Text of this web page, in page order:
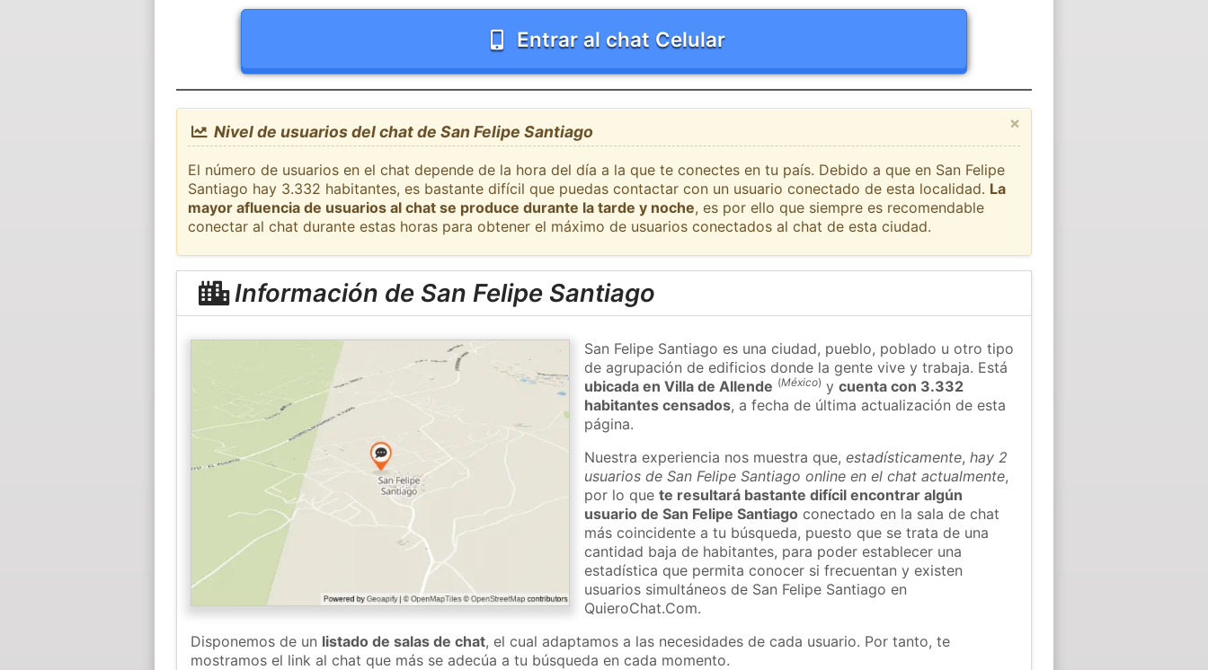
Entrar al chat Celular
×
Nivel de usuarios del chat de San Felipe Santiago
El número de usuarios en el chat depende de la hora del día a la que te conectes en tu país. Debido a que en San Felipe
Santiago hay 3.332 habitantes, es bastante difícil que puedas contactar con un usuario conectado de esta localidad. La
mayor afluencia de usuarios al chat se produce durante la tarde y noche, es por ello que siempre es recomendable
conectar al chat durante estas horas para obtener el máximo de usuarios conectados al chat de esta ciudad.
Información de San Felipe Santiago
San Felipe Santiago es una ciudad, pueblo, poblado u otro tipo
de agrupación de edificios donde la gente vive y trabaja. Está
ubicada en Villa de Allende (México) ycuenta con 3.332
habitantes censados, a fecha de última actualización de esta
página.
Nuestra experiencia nos muestra que,estadísticamente,hay 2
usuarios de San Felipe Santiago online en el chat actualmente,
por lo quete resultará bastante difícil encontrar algún
usuario de San Felipe Santiago conectado en la sala de chat
más coincidente a tu búsqueda, puesto que se trata de una
cantidad baja de habitantes, para poder establecer una
estadística que permita conocer si frecuentan y existen
usuarios simultáneos de San Felipe Santiago en
QuieroChat.Com.
Disponemos de un listado de salas de chat, el cual adaptamos a las necesidades de cada usuario. Por tanto, te
mostramos el link al chat que más se adecúa a tu búsqueda en cada momento.